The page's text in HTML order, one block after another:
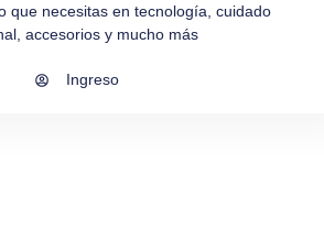
que necesitas en tecnología, cuidado
accesorios y mucho más
Ingreso